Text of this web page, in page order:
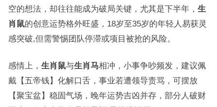
空的想法，却往往能成为破局关键，尤其是下半年， 生
肖鼠的创意运势格外旺盛，18岁至35岁的年轻人易获灵
感突破,但需警惕团队停滞或项目被抢的风险。
感情上， 生肖鼠与生肖马相冲，小事争吵频发，建议佩
戴【五帝钱】化解口舌，事业若遭领导责骂，可摆放
【聚宝盆】稳固气场，晚年运势吉凶并存，部分人破财